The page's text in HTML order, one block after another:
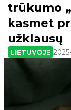
trūkumo
kasmet
užklausų
LIETUVOJE